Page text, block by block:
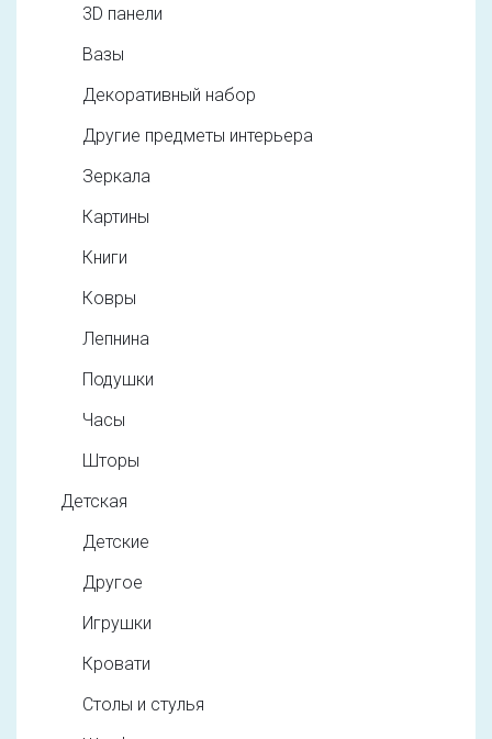
3D панели
Вазы
Декоративный набор
Другие предметы интерьера
Зеркала
Картины
Книги
Ковры
Лепнина
Подушки
Часы
Шторы
Детская
Детские
Другое
Игрушки
Кровати
Столы и стулья